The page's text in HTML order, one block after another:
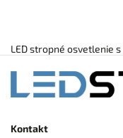
LED stropné osvetlenie
Kontakt